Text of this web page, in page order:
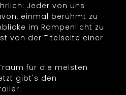
Jeder von uns
einmal berühmt zu
im Rampenlicht zu
von der Titelseite einer
für die meisten
gibt's den